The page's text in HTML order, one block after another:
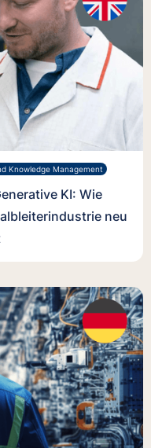
Knowledge Management
KI: Wie
neu